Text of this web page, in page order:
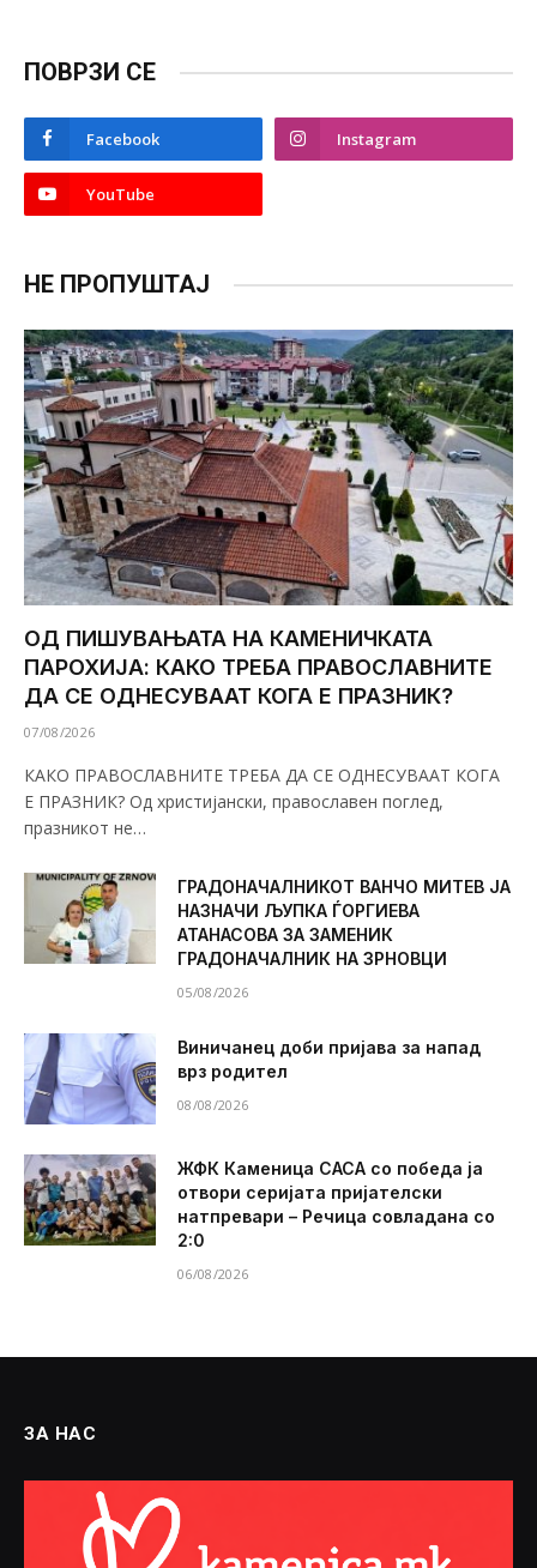
ПОВРЗИ СЕ
Facebook Instagram
YouTube
НЕ ПРОПУШТАЈ
ОД ПИШУВАЊАТА НА КАМЕНИЧКАТА
ПАРОХИЈА: КАКО ТРЕБА ПРАВОСЛАВНИТЕ
ДА СЕ ОДНЕСУВААТ КОГА Е ПРАЗНИК?
07/08/2026
КАКО ПРАВОСЛАВНИТЕ ТРЕБА ДА СЕ ОДНЕСУВААТ КОГА
Е ПРАЗНИК? Од христијански, православен поглед,
празникот не…
ГРАДОНАЧАЛНИКОТ ВАНЧО МИТЕВ ЈА
НАЗНАЧИ ЉУПКА ЃОРГИЕВА
АТАНАСОВА ЗА ЗАМЕНИК
ГРАДОНАЧАЛНИК НА ЗРНОВЦИ
05/08/2026
Виничанец доби пријава за напад
врз родител
08/08/2026
ЖФК Каменица САСА со победа ја
отвори серијата пријателски
натпревари – Речица совладана со
2:0
06/08/2026
ЗА НАС